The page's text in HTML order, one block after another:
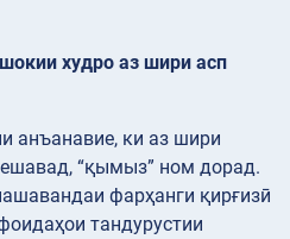
худро аз шири асп
анъанавие, ки аз шири
“қымыз” ном дорад.
фарҳанги қирғизӣ
тандурустии